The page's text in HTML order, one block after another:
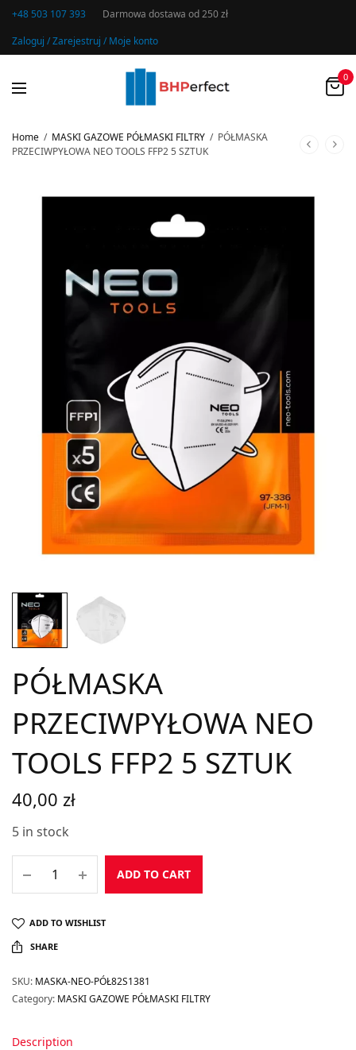
+48 503 107 393 Darmowa dostawa od 250 zł
Zaloguj / Zarejestruj / Moje konto
0
Home / MASKI GAZOWE PÓŁMASKI FILTRY / PÓŁMASKA
PRZECIWPYŁOWA NEO TOOLS FFP2 5 SZTUK
PÓŁMASKA
PRZECIWPYŁOWA NEO
TOOLS FFP2 5 SZTUK
40,00 zł
5 in stock
ADD TO CART
ADD TO WISHLIST
SHARE
SKU: MASKA-NEO-PÓŁ82S1381
Category: MASKI GAZOWE PÓŁMASKI FILTRY
Description